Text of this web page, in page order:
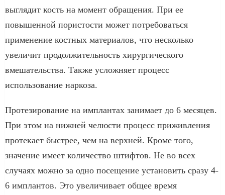
выглядит кость на момент обращения. При ее
повышенной пористости может потребоваться
применение костных материалов, что несколько
увеличит продолжительность хирургического
вмешательства. Также усложняет процесс
использование наркоза.
Протезирование на имплантах занимает до 6 месяцев.
При этом на нижней челюсти процесс приживления
протекает быстрее, чем на верхней. Кроме того,
значение имеет количество штифтов. Не во всех
случаях можно за одно посещение установить сразу 4-
6 имплантов. Это увеличивает общее время